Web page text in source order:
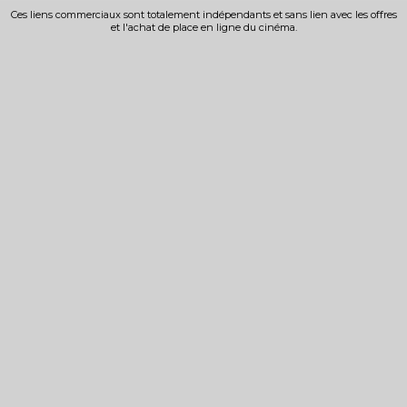
Ces liens commerciaux sont totalement indépendants et sans lien avec les offres
et l'achat de place en ligne du cinéma.